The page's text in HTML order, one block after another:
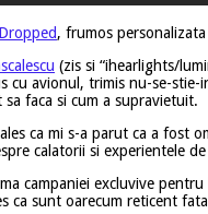
, frumos
(zis si “ihearlights/
cu avionul, trimis nu-se-
faca si cum a supravietuit.
ca mi s-a parut ca a
calatorii si experientele
campaniei excluvive pentru
ca sunt oarecum reticent